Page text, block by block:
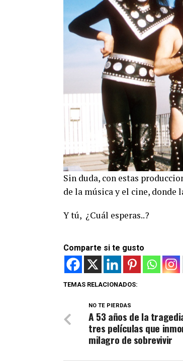
Sin duda, con estas
de la música y el cine, donde
Y tú, ¿Cuál esperas..?
Comparte si te gusto
TEMAS RELACIONADOS:
NO TE PIERDAS
A 53 años de la
tres películas que
milagro de sobrevivir